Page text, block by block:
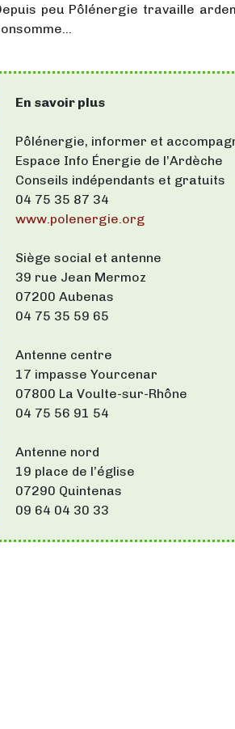
peu Pôlénergie travaille
En savoir plus
Pôlénergie, informer et
Espace Info Énergie de l’Ardèche
Conseils indépendants et gratuits
04 75 35 87 34
www.polenergie.org
Siège social et antenne
39 rue Jean Mermoz
07200 Aubenas
04 75 35 59 65
Antenne centre
17 impasse Yourcenar
07800 La Voulte-sur-Rhône
04 75 56 91 54
Antenne nord
19 place de l’église
07290 Quintenas
09 64 04 30 33